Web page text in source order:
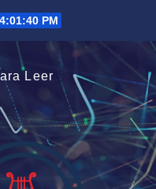
4:01:40 PM
Leer